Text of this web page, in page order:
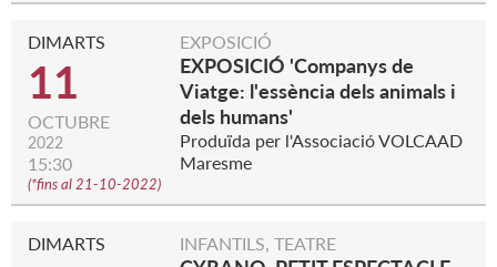
DIMARTS
11
OCTUBRE
2022
15:30
(*fins al 21-10-2022)
EXPOSICIÓ
EXPOSICIÓ 'Companys de
Viatge: l'essència dels animals i
dels humans'
Produïda per l'Associació VOLCAAD
Maresme
DIMARTS INFANTILS, TEATRE